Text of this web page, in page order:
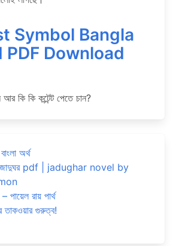
Symbol Bangla
Download
কি কি কন্টেন্ট পেতে চান?
অর্থ
জাদুঘর pdf | jadughar novel by
পায়েল রায় পার্থ
তাকওয়ার গুরুত্ব!